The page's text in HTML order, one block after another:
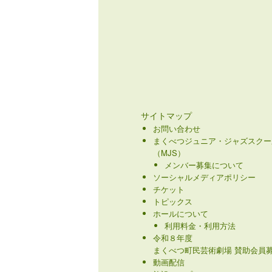
サイトマップ
お問い合わせ
まくべつジュニア・ジャズスク
（MJS）
メンバー募集について
ソーシャルメディアポリシー
チケット
トピックス
ホールについて
利用料金・利用方法
令和８年度
まくべつ町民芸術劇場 賛助会員
動画配信